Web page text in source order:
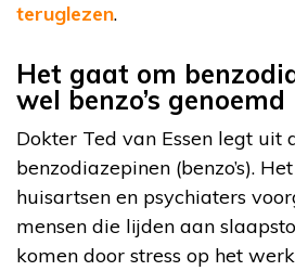
teruglezen.
Het gaat om
wel benzo’s genoemd
Dokter Ted van Essen legt uit
benzodiazepinen (benzo’s).
huisartsen en psychiaters
mensen die lijden aan
komen door stress op het